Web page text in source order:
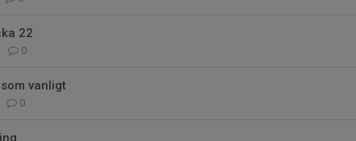
22
0
vanligt
0